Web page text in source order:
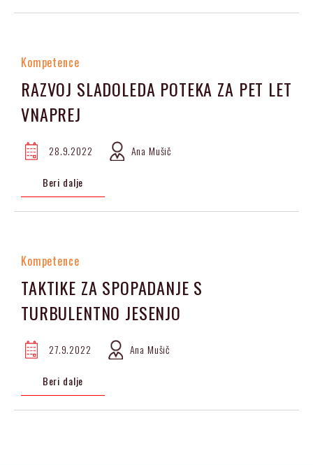
Kompetence
RAZVOJ SLADOLEDA POTEKA ZA PET LET
VNAPREJ
28.9.2022 Ana Mušič
Beri dalje
Kompetence
TAKTIKE ZA SPOPADANJE S
TURBULENTNO JESENJO
27.9.2022 Ana Mušič
Beri dalje